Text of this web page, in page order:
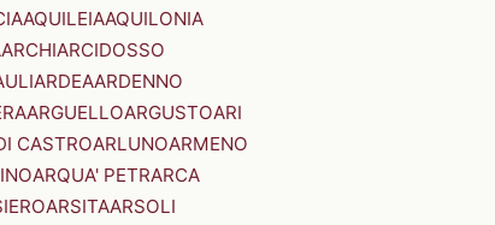
AQUILEIAAQUILONIA
ARCHIARCIDOSSO
ARDEAARDENNO
ARGUELLOARGUSTOARI
CASTROARLUNOARMENO
ARQUA' PETRARCA
ARSITAARSOLI